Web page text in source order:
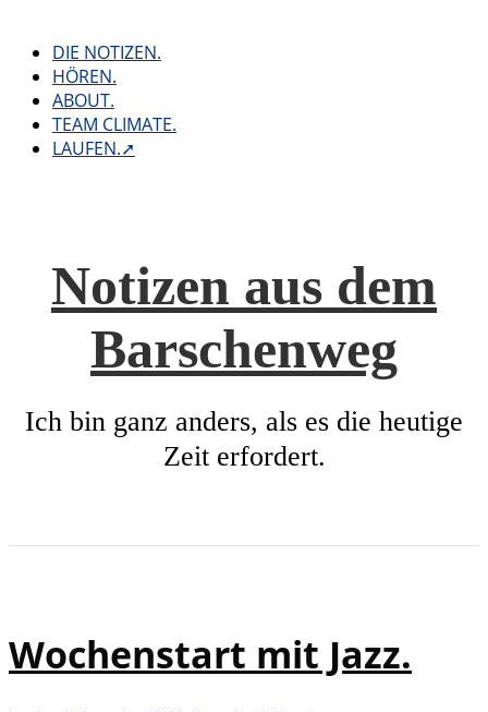
contentDIE NOTIZEN.
HÖREN.
ABOUT.
TEAM CLIMATE.
LAUFEN.➚
Notizen aus dem
Barschenweg
Ich bin ganz anders, als es die heutige
Zeit erfordert.
Wochenstart mit Jazz.